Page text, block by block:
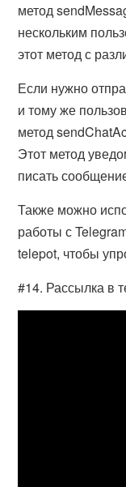
метод
нескольким
этот метод с
Если нужно
и тому же
метод
Этот метод
писать
Также можно
работы с
telepot, чтобы
#14. Рассылка в